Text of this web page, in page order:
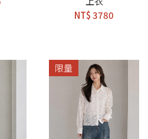
NT$ 3780
限量